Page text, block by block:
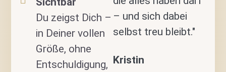
Du zeigst Dich –
in Deiner vollen
Größe, ohne
Entschuldigung,
– und sich dabei
selbst treu bleibt."
Kristin